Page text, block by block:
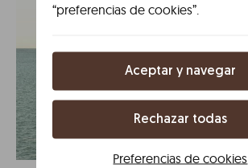
“preferencias de cookies”.
Aceptar y navegar
Rechazar todas
Preferencias de cookies